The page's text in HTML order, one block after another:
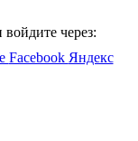
войдите через:
Facebook Яндекс